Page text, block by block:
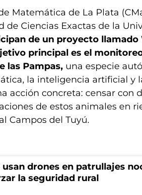
Matemática de La Plata
de Ciencias Exactas de la
de un proyecto llamado
principal es el
las Pampas, una especie
la inteligencia artificial y
acción concreta: censar con
de estos animales en
Campos del Tuyú.
usan drones en patrullajes
la seguridad rural